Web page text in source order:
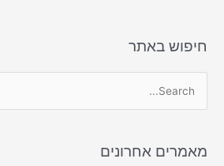
חיפוש באתר
rמאמרים אחרונים